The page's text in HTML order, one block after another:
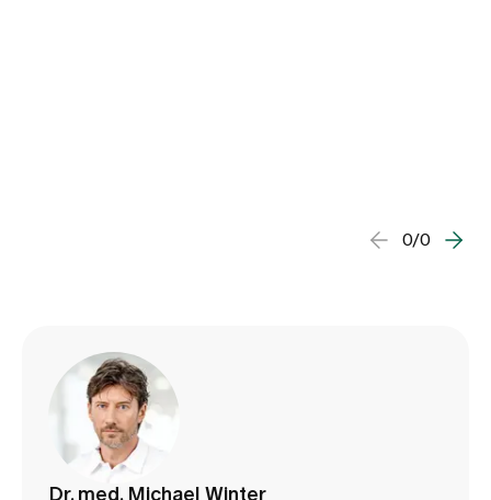
0/0
Dr. med. Michael Winter